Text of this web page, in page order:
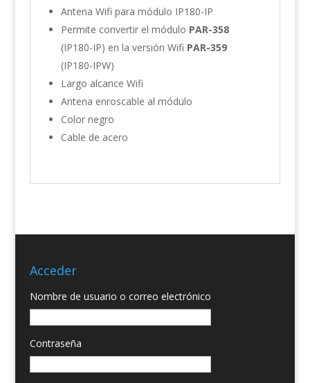
Antena Wifi para módulo IP180-IP
Permite convertir el módulo PAR-358
(IP180-IP) en la versión Wifi PAR-359
(IP180-IPW)
Largo alcance Wifi
Antena enroscable al módulo
Color negro
Cable de acero
Acceder
Nombre de usuario o correo electrónico
Contraseña